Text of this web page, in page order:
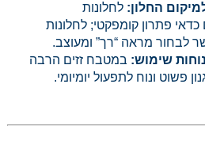
החלון: לחלונות
כדאי פתרון קומפקטי; לחלונות
לבחור מראה “רך” ומעוצב.
שימוש: במטבח זזים הרבה
פשוט ונוח לתפעול יומיומי.